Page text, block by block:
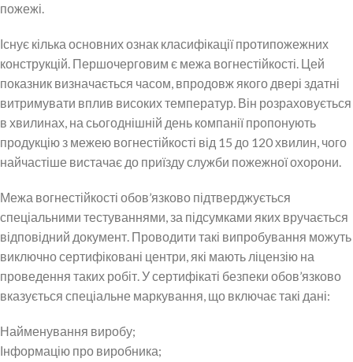
пожежі.
Існує кілька основних ознак класифікації протипожежних
конструкцій. Першочерговим є межа вогнестійкості. Цей
показник визначається часом, впродовж якого двері здатні
витримувати вплив високих температур. Він розраховується
в хвилинах, на сьогоднішній день компанії пропонують
продукцію з межею вогнестійкості від 15 до 120 хвилин, чого
найчастіше вистачає до приїзду служби пожежної охорони.
Межа вогнестійкості обов’язково підтверджується
спеціальними тестуваннями, за підсумками яких вручається
відповідний документ. Проводити такі випробування можуть
виключно сертифіковані центри, які мають ліцензію на
проведення таких робіт. У сертифікаті безпеки обов’язково
вказується спеціальне маркування, що включає такі дані:
Найменування виробу;
Інформацію про виробника;